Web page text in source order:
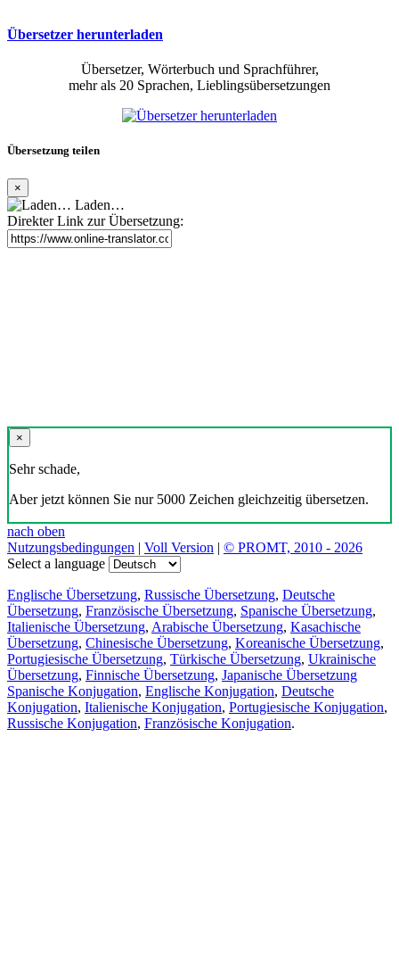
Übersetzer herunterladen
Übersetzer, Wörterbuch und Sprachführer,
mehr als 20 Sprachen, Lieblingsübersetzungen
Übersetzung teilen
×
Laden…
Direkter Link zur Übersetzung:
×
Sehr schade,
Aber jetzt können Sie nur 5000 Zeichen gleichzeitig übersetzen.
nach oben
Nutzungsbedingungen | Voll Version | © PROMT, 2010 - 2026
Select a language
Englische Übersetzung, Russische Übersetzung, Deutsche
Übersetzung, Französische Übersetzung, Spanische Übersetzung,
Italienische Übersetzung, Arabische Übersetzung, Kasachische
Übersetzung, Chinesische Übersetzung, Koreanische Übersetzung,
Portugiesische Übersetzung, Türkische Übersetzung, Ukrainische
Übersetzung, Finnische Übersetzung, Japanische Übersetzung
Spanische Konjugation, Englische Konjugation, Deutsche
Konjugation, Italienische Konjugation, Portugiesische Konjugation,
Russische Konjugation, Französische Konjugation.